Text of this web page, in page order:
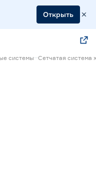
Открыть
системы Сетчатая система